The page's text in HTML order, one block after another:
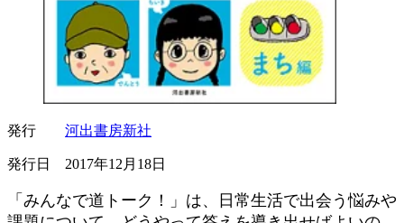
発行 河出書房新社
発行日 2017年12月18日
「みんなで道トーク！」は、日常生活で出会う悩みや